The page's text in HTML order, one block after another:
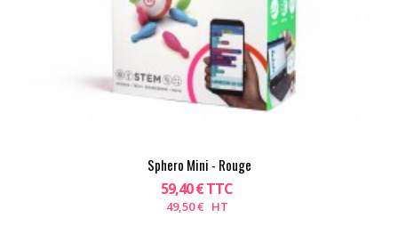
Sphero Mini - Rouge
59,40 € TTC
49,50 € HT